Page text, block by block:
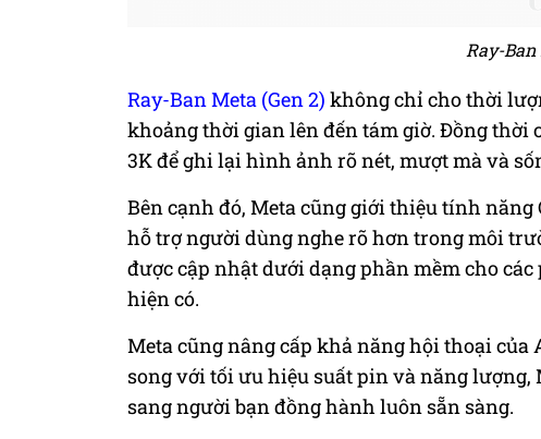
Ray-Ban
Ray-Ban Meta (Gen 2) không chỉ cho thời
khoảng thời gian lên đến tám giờ. Đồng thời
3K để ghi lại hình ảnh rõ nét, mượt mà và
Bên cạnh đó, Meta cũng giới thiệu tính
hỗ trợ người dùng nghe rõ hơn trong môi
được cập nhật dưới dạng phần mềm cho
hiện có.
Meta cũng nâng cấp khả năng hội thoại
song với tối ưu hiệu suất pin và năng
sang người bạn đồng hành luôn sẵn sàng.